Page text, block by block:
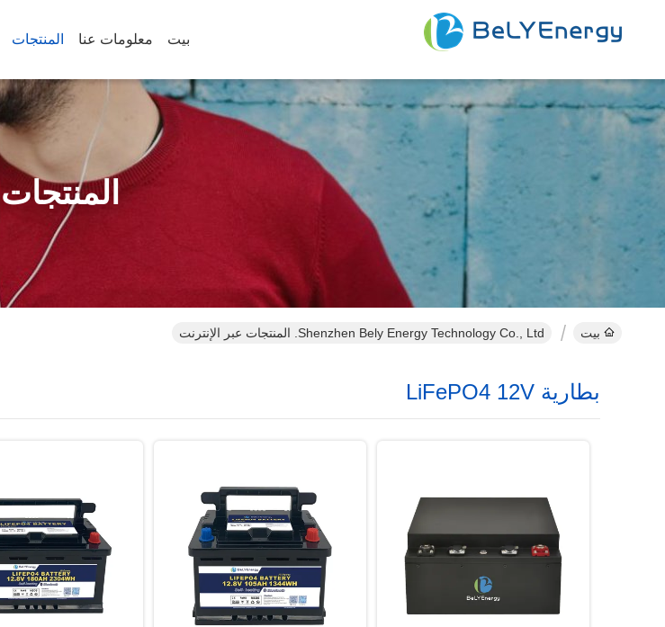
بيت معلومات عنا المنتجات
المنتجات
بيت Shenzhen Bely Energy Technology Co., Ltd. المنتجات عبر الإنترنت
بطارية LiFePO4 12V